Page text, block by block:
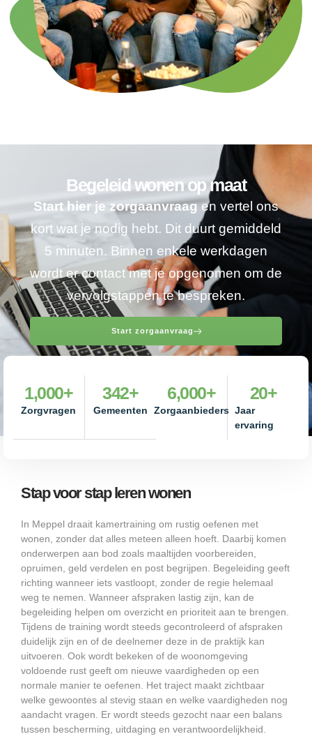
Begeleid wonen op maat
Start hier je zorgaanvraagen vertel ons
kort wat je nodig hebt. Dit duurt gemiddeld
5 minuten. Binnen enkele werkdagen
wordt er contact met je opgenomen om de
vervolgstappen te bespreken.
Start zorgaanvraag
Zorgvragen
1,000+
Gemeenten
342+
Zorgaanbieders
6,000+
Jaar
ervaring
20+
Stap voor stap leren wonen
In Meppel draait kamertraining om rustig oefenen met
wonen, zonder dat alles meteen alleen hoeft. Daarbij komen
onderwerpen aan bod zoals maaltijden voorbereiden,
opruimen, geld verdelen en post begrijpen. Begeleiding geeft
richting wanneer iets vastloopt, zonder de regie helemaal
weg te nemen. Wanneer afspraken lastig zijn, kan de
begeleiding helpen om overzicht en prioriteit aan te brengen.
Tijdens de training wordt steeds gecontroleerd of afspraken
duidelijk zijn en of de deelnemer deze in de praktijk kan
uitvoeren. Ook wordt bekeken of de woonomgeving
voldoende rust geeft om nieuwe vaardigheden op een
normale manier te oefenen. Het traject maakt zichtbaar
welke gewoontes al stevig staan en welke vaardigheden nog
aandacht vragen. Er wordt steeds gezocht naar een balans
tussen bescherming, uitdaging en verantwoordelijkheid.